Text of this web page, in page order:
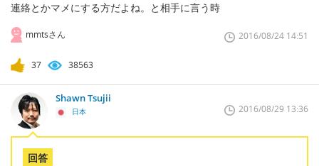
連絡とかマメにする方だよね。と相手に言う時
mmtsさん 2016/08/24 14:51
37 38563
Shawn Tsujii
日本 2016/08/29 13:36
回答